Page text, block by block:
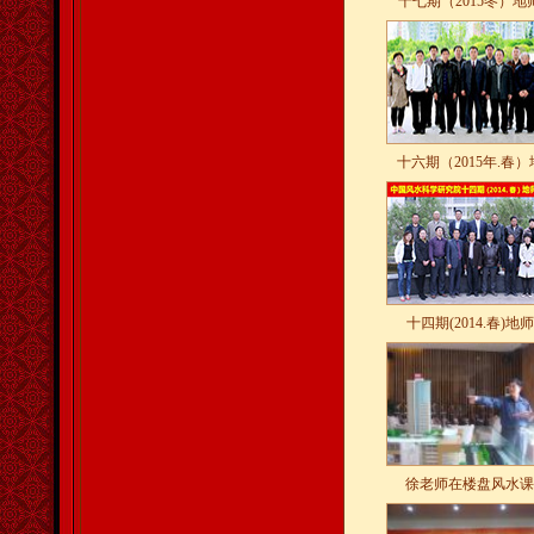
十六期（2015年.春）
十四期(2014.春)地
徐老师在楼盘风水